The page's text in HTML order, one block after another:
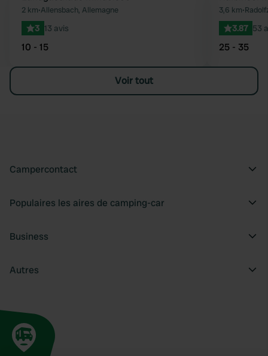
Préféré
2 km•Allensbach, Allemagne
3 13 avis
10 - 15
3,6 km•
3.87 53
25 - 35
Voir tout
Campercontact
Populaires les aires de camping-car
Business
Autres